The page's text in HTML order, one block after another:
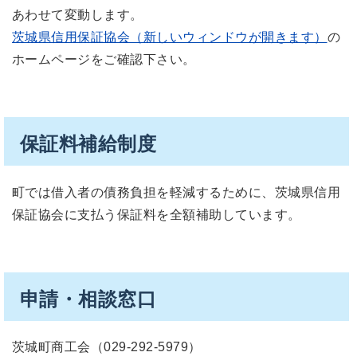
あわせて変動します。
茨城県信用保証協会（新しいウィンドウが開きます） の
ホームページをご確認下さい。
保証料補給制度
町では借入者の債務負担を軽減するために、茨城県信用
保証協会に支払う保証料を全額補助しています。
申請・相談窓口
茨城町商工会（029-292-5979）